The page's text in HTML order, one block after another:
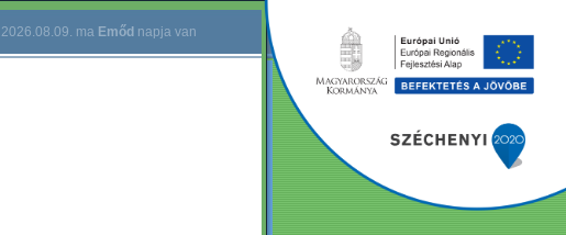
2026.08.09. ma Emőd napja van